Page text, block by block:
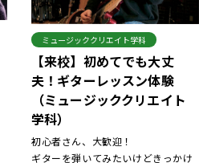
ミュージッククリエイト学科
【来校】初めてでも大丈
夫！ギターレッスン体験
（ミュージッククリエイト
学科）
初心者さん、大歓迎！
ギターを弾いてみたいけどきっかけ